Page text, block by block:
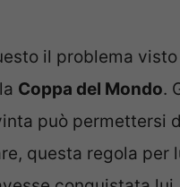
il problema
Coppa del Mondo.
può permettersi
questa regola per